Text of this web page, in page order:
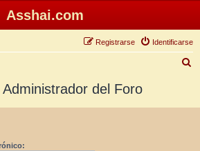
Asshai.com
Identificarse
Registrarse
del Foro